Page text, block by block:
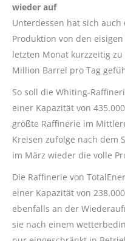
wieder auf
Unterdessen hat sich
Produktion von den
letzten Monat kurzzeitig
Million Barrel pro Tag
So soll die Whiting-
einer Kapazität von
größte Raffinerie im
Kreisen zufolge nach dem
im März wieder die volle
Die Raffinerie von
einer Kapazität von
ebenfalls an der
sie nach einem